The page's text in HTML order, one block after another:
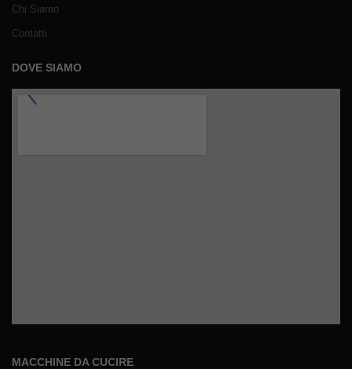
Chi Siamo
Contatti
DOVE SIAMO
MACCHINE DA CUCIRE